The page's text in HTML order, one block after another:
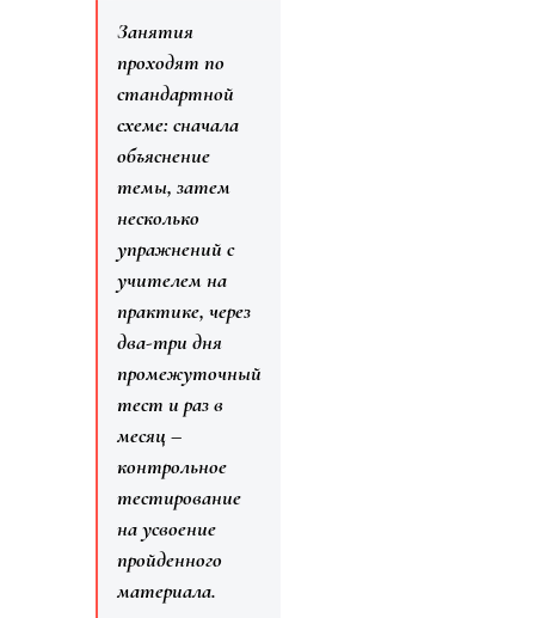
Занятия
проходят по
стандартной
схеме: сначала
объяснение
темы, затем
несколько
упражнений с
учителем на
практике, через
два-три дня
промежуточный
тест и раз в
месяц –
контрольное
тестирование
на усвоение
пройденного
материала.